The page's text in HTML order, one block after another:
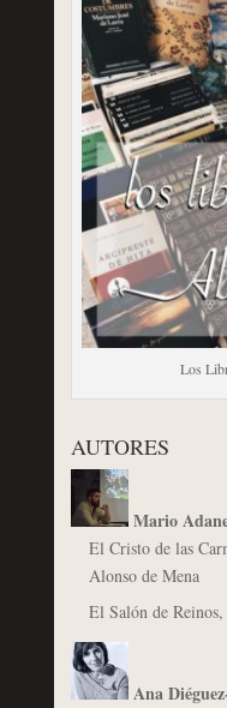
Los
AUTORES
Mario
El Cristo de las
Alonso de Mena
El Salón de
Ana